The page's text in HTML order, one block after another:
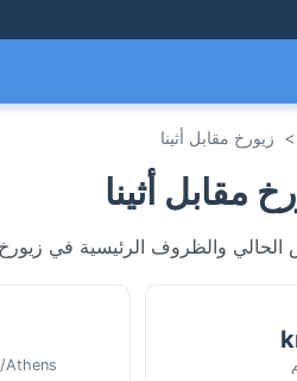
> زيورخ مقابل أثينا
مقابل أثينا
والظروف الرئيسية في
Athens